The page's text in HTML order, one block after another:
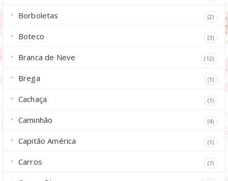
Borboletas (2)
Boteco (3)
Branca de Neve (12)
Brega (1)
Cachaça (1)
Caminhão (4)
Capitão América (1)
Carros (7)